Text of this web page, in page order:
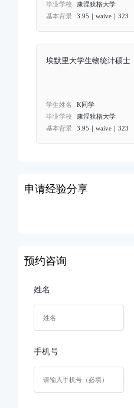
毕业学校
康涅狄格大学
基本背景
3.95｜waive｜323
埃默里大学生物统计硕士
学生姓名
K同学
毕业学校
康涅狄格大学
基本背景
3.95｜waive｜323
申请经验分享
预约咨询
姓名
手机号